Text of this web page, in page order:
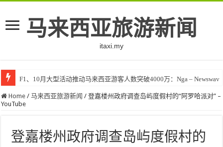
马来西亚旅游新闻
itaxi.my
F1、10月大型活动推动马来西亚游客人数突破4000万：Nga – Newswav
Home / 马来西亚旅游新闻 / 登嘉楼州政府调查岛屿度假村的“阿罗哈派对” –
YouTube
登嘉楼州政府调查岛屿度假村的